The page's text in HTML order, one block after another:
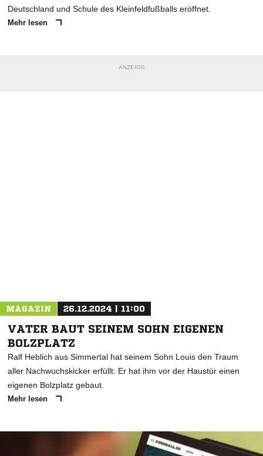
Deutschland und Schule des Kleinfeldfußballs eröffnet.
Mehr lesen
ANZEIGE
MAGAZIN 26.12.2024 | 11:00
VATER BAUT SEINEM SOHN EIGENEN
BOLZPLATZ
Ralf Heblich aus Simmertal hat seinem Sohn Louis den Traum
aller Nachwuchskicker erfüllt: Er hat ihm vor der Haustür einen
eigenen Bolzplatz gebaut.
Mehr lesen